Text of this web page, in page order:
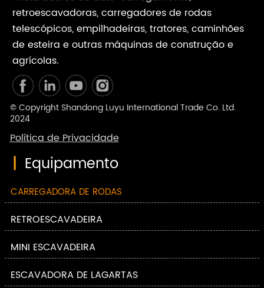
retroescavadoras, carregadores de rodas
telescópicos, empilhadeiras, tratores, caminhões
de esteira e outras máquinas de construção e
agrícolas.
© Copyright Shandong Luyu International Trade Co. Ltd.
2024
Política de Privacidade
| Equipamento
CARREGADORA DE RODAS
RETROESCAVADEIRA
MINI ESCAVADEIRA
ESCAVADORA DE LAGARTAS